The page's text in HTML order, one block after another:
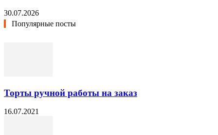
30.07.2026
Популярные посты
Торты ручной работы на заказ
16.07.2021